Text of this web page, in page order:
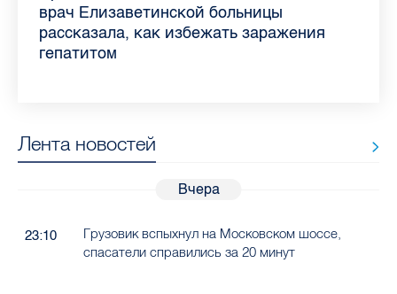
самых цитируемых СМИ Петербурга и
Ленобласти во II квартале 2026 года
врач Елизаветинской больницы
рассказала, как избежать заражения
гепатитом
педиатра для родителей
где самый высокий и самый низкий
конкурс
воспаления ахиллова сухожилия летом
рассказала о возможностях для
работающих родителей
Елизаветинской больницы ответила на
главные вопросы о заболевании
какие напитки можно приготовить дома
в жару
Лента новостей
Вчера
23:10
Грузовик вспыхнул на Московском шоссе,
спасатели справились за 20 минут